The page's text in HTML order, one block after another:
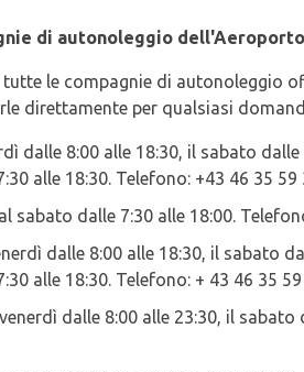
di autonoleggio
le compagnie di autonoleggio
direttamente per qualsiasi
dalle 8:00 alle 18:30, il sabato
alle 18:30. Telefono: +43 46 35 59
sabato dalle 7:30 alle 18:00.
dalle 8:00 alle 18:30, il sabato
alle 18:30. Telefono: + 43 46 35
dalle 8:00 alle 23:30, il